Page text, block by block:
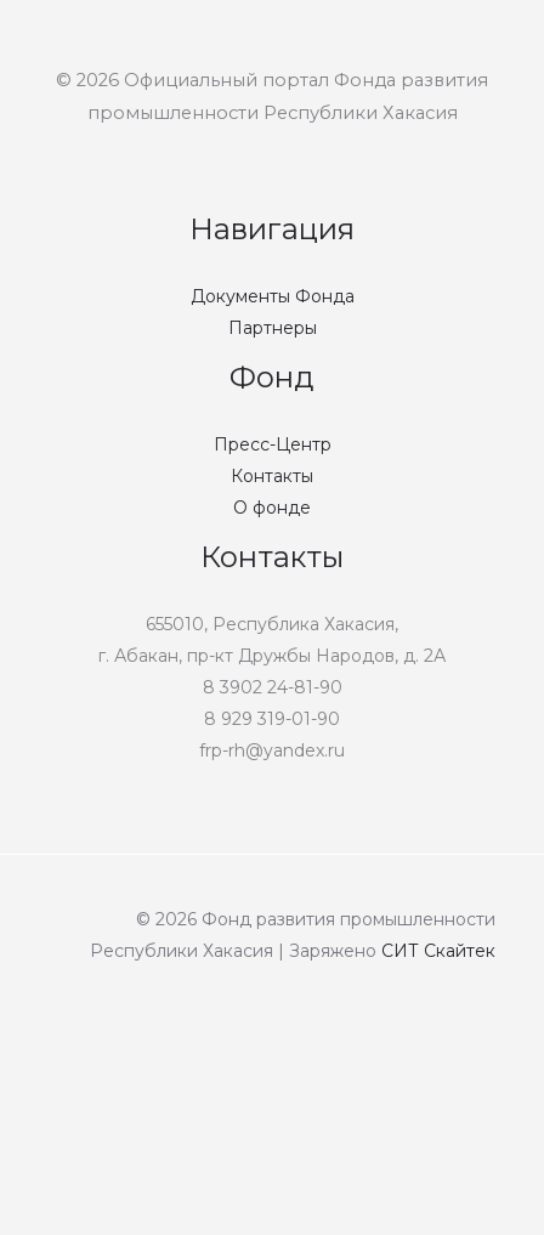
© 2026 Официальный портал Фонда развития
промышленности Республики Хакасия
Навигация
Документы Фонда
Партнеры
Фонд
Пресс-Центр
Контакты
О фонде
Контакты
655010, Республика Хакасия,
г. Абакан, пр-кт Дружбы Народов, д. 2А
8 3902 24-81-90
8 929 319-01-90
frp-rh@yandex.ru
© 2026 Фонд развития промышленности
Республики Хакасия | Заряжено СИТ Скайтек